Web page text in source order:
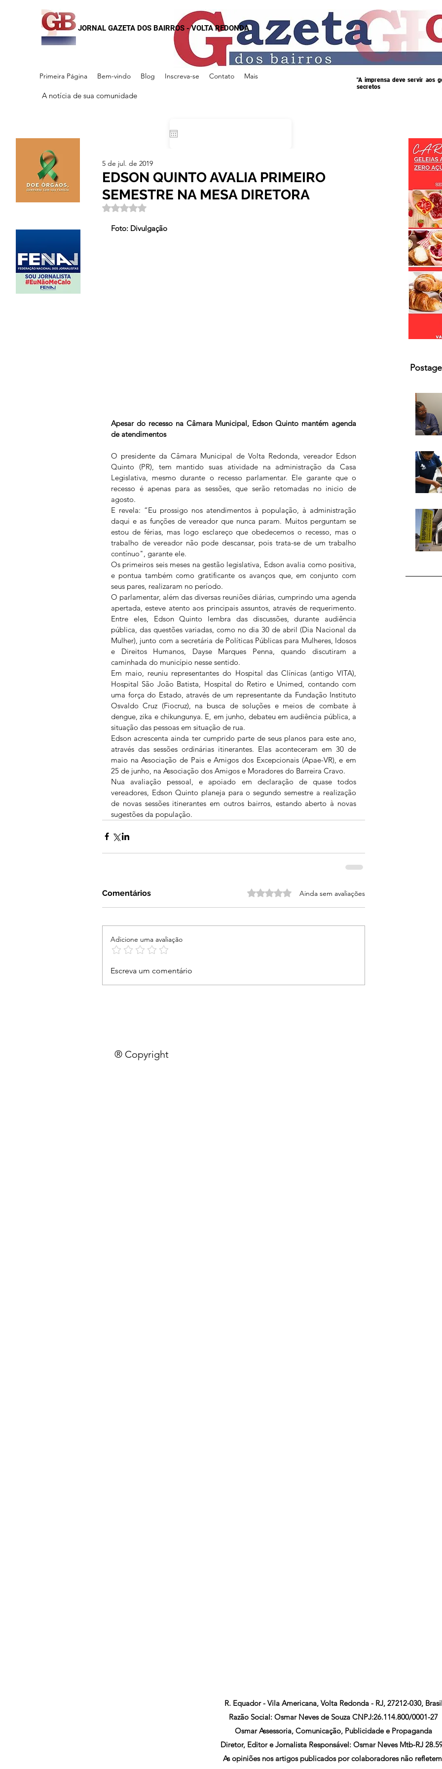
JORNAL GAZETA DOS BAIRROS - VOLTA REDONDA
Primeira Página Bem-vindo Blog Inscreva-se Contato Mais
A notícia de sua comunidade
"A imprensa deve servir aos
secretos
EDSON QUINTO AVALIA PRIMEIRO
SEMESTRE NA MESA DIRETORA
5 de jul. de 2019
Avaliado com NaN de 5 estrelas.
Foto: Divulgação
Apesar do recesso na Câmara Municipal, Edson Quinto mantém agenda
de atendimentos
O presidente da Câmara Municipal de Volta Redonda, vereador Edson
Quinto (PR), tem mantido suas atividade na administração da Casa
Legislativa, mesmo durante o recesso parlamentar. Ele garante que o
recesso é apenas para as sessões, que serão retomadas no inicio de
agosto.
E revela: “Eu prossigo nos atendimentos à população, à administração
daqui e as funções de vereador que nunca param. Muitos perguntam se
estou de férias, mas logo esclareço que obedecemos o recesso, mas o
trabalho de vereador não pode descansar, pois trata-se de um trabalho
contínuo", garante ele.
Os primeiros seis meses na gestão legislativa, Edson avalia como positiva,
e pontua também como gratificante os avanços que, em conjunto com
seus pares, realizaram no período.
O parlamentar, além das diversas reuniões diárias, cumprindo uma agenda
apertada, esteve atento aos principais assuntos, através de requerimento.
Entre eles, Edson Quinto lembra das discussões, durante audiência
pública, das questões variadas, como no dia 30 de abril (Dia Nacional da
Mulher), junto com a secretária de Políticas Públicas para Mulheres, Idosos
e Direitos Humanos, Dayse Marques Penna, quando discutiram a
caminhada do município nesse sentido.
Em maio, reuniu representantes do Hospital das Clínicas (antigo VITA),
Hospital São João Batista, Hospital do Retiro e Unimed, contando com
uma força do Estado, através de um representante da Fundação Instituto
Osvaldo Cruz (Fiocruz), na busca de soluções e meios de combate à
dengue, zika e chikungunya. E, em junho, debateu em audiência pública, a
situação das pessoas em situação de rua.
Edson acrescenta ainda ter cumprido parte de seus planos para este ano,
através das sessões ordinárias itinerantes. Elas aconteceram em 30 de
maio na Associação de Pais e Amigos dos Excepcionais (Apae-VR), e em
25 de junho, na Associação dos Amigos e Moradores do Barreira Cravo.
Nua avaliação pessoal, e apoiado em declaração de quase todos
vereadores, Edson Quinto planeja para o segundo semestre a realização
de novas sessões itinerantes em outros bairros, estando aberto à novas
sugestões da população.
Comentários Avaliado com 0 de 5 estrelas.
Ainda sem avaliações
Adicione uma avaliação
Escreva um comentário
® Copyright
R. Equador - Vila Americana, Volta Redonda - RJ, 27212-030, Brasil
Razão Social: Osmar Neves de Souza CNPJ:26.114.800/0001-27
Osmar Assessoria, Comunicação, Publicidade e Propaganda
Diretor, Editor e Jornalista Responsável: Osmar Neves Mtb-RJ
As opiniões nos artigos publicados por colaboradores não